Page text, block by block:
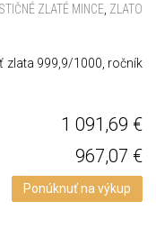
ZLATÉ MINCE ZLATO
zlata 999,9/1000, ročník
1 091,69 €
967,07 €
Ponúknuť na výkup